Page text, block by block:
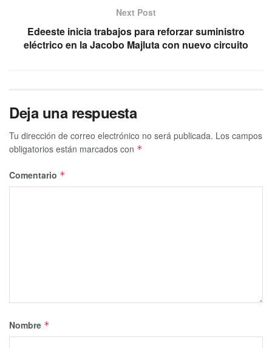
Next Post
Edeeste inicia trabajos para reforzar suministro
eléctrico en la Jacobo Majluta con nuevo circuito
Deja una respuesta
Tu dirección de correo electrónico no será publicada. Los campos
obligatorios están marcados con *
Comentario *
Nombre *